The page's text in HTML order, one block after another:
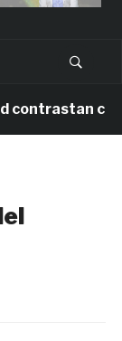
con la